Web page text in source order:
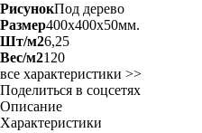
РисунокПод дерево
Размер400x400x50мм.
Шт/м26,25
Вес/м2120
все характеристики >>
Поделиться в соцсетях
Описание
Характеристики